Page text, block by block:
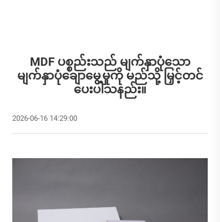
MDF ပစ္စည်းသည် မျက်နှာပုံသော
မျက်နှာပုံချောမွေ့မှုကို မည်သို့ မြှင့်တင်
ပေးပါသနည်း။
2026-06-16 14:29:00